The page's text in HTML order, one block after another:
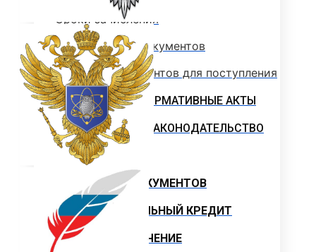
Сроки зачисления
Сроки подачи документов
Перечень документов для поступления
ЛОКАЛЬНЫЕ НОРМАТИВНЫЕ АКТЫ
РОССИЙСКОЕ ЗАКОНОДАТЕЛЬСТВО
ИНСТРУКЦИИ
ОБРАЗЦЫ ДОКУМЕНТОВ
ОБРАЗОВАТЕЛЬНЫЙ КРЕДИТ
ЦЕЛЕВОЕ ОБУЧЕНИЕ